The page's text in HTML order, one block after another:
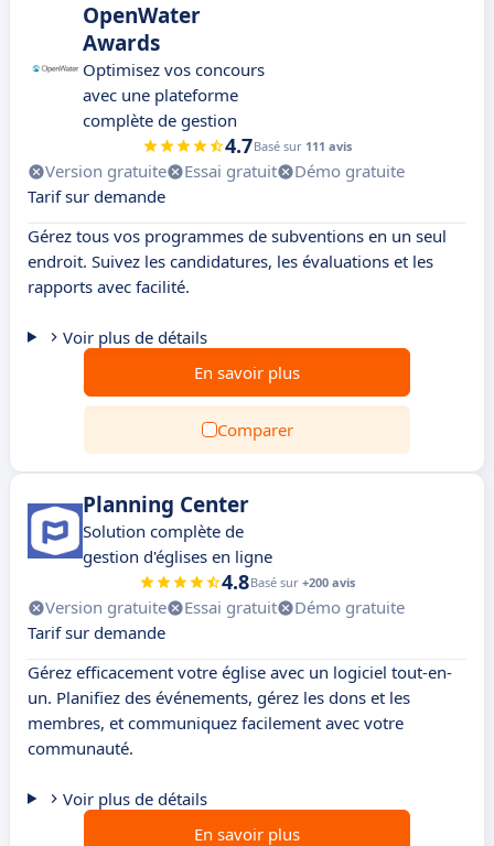
OpenWater
Awards
Optimisez vos concours
avec une plateforme
complète de gestion
4.7Basé sur 111 avis
Version gratuite Essai gratuit
Démo gratuite
Tarif sur demande
Gérez tous vos programmes de subventions en un seul
endroit. Suivez les candidatures, les évaluations et les
rapports avec facilité.
Voir plus de détails
En savoir plus
Comparer
Planning Center
Solution complète de
gestion d'églises en ligne
4.8Basé sur +200 avis
Version gratuite Essai gratuit
Démo gratuite
Tarif sur demande
Gérez efficacement votre église avec un logiciel tout-en-
un. Planifiez des événements, gérez les dons et les
membres, et communiquez facilement avec votre
communauté.
Voir plus de détails
En savoir plus